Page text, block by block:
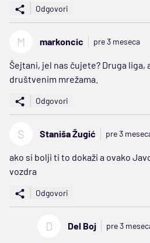
Odgovori
M markoncic pre 3 meseca
Šejtani, jel nas čujete? Druga liga,
društvenim mrežama.
Odgovori
S Staniša Žugić pre 3
ako si bolji ti to dokaži a ovako
vozdra
Odgovori
D Del Boj pre 3